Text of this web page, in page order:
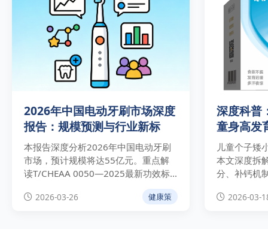
2026年中国电动牙刷市场深度
报告：规模预测与行业新标
本报告深度分析2026年中国电动牙刷
市场，预计规模将达55亿元。重点解
读T/CHEAA 0050—2025最新功效标
准、AI智能化演进及即时零售渠道的增
量机遇。
2026-03-26 健康策
深度科普
童身高发
建议
儿童个子矮
本文深度拆
分、补钙机
健委身高标
2026-03-